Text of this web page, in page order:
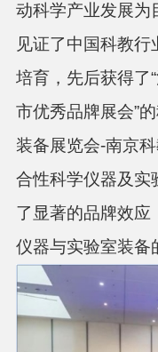
动科学产业发展为
见证了中国科教
培育，先后获得了
市优秀品牌展会”
装备展览会-南京
合性科学仪器及实
了显著的品牌效应
仪器与实验室装备